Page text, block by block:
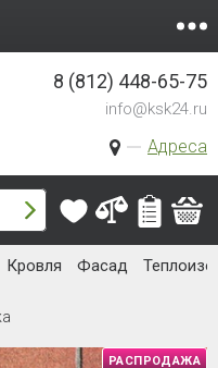
Адреса
8 (812) 448-65-75
info@ksk24.ru
Кровля Фасад
РАСПРОДАЖА